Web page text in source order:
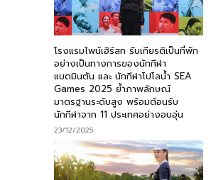
โรงแรมไพน์เฮิร์สท รับเกียรติเป็นที่พัก
อย่างเป็นทางการของนักกีฬา
แบดมินตัน และ นักกีฬาโปโลน้ำ SEA
Games 2025 ย้ำภาพลักษณ์
มาตรฐานระดับสูง พร้อมต้อนรับ
นักกีฬาจาก 11 ประเทศอย่างอบอุ่น
23/12/2025